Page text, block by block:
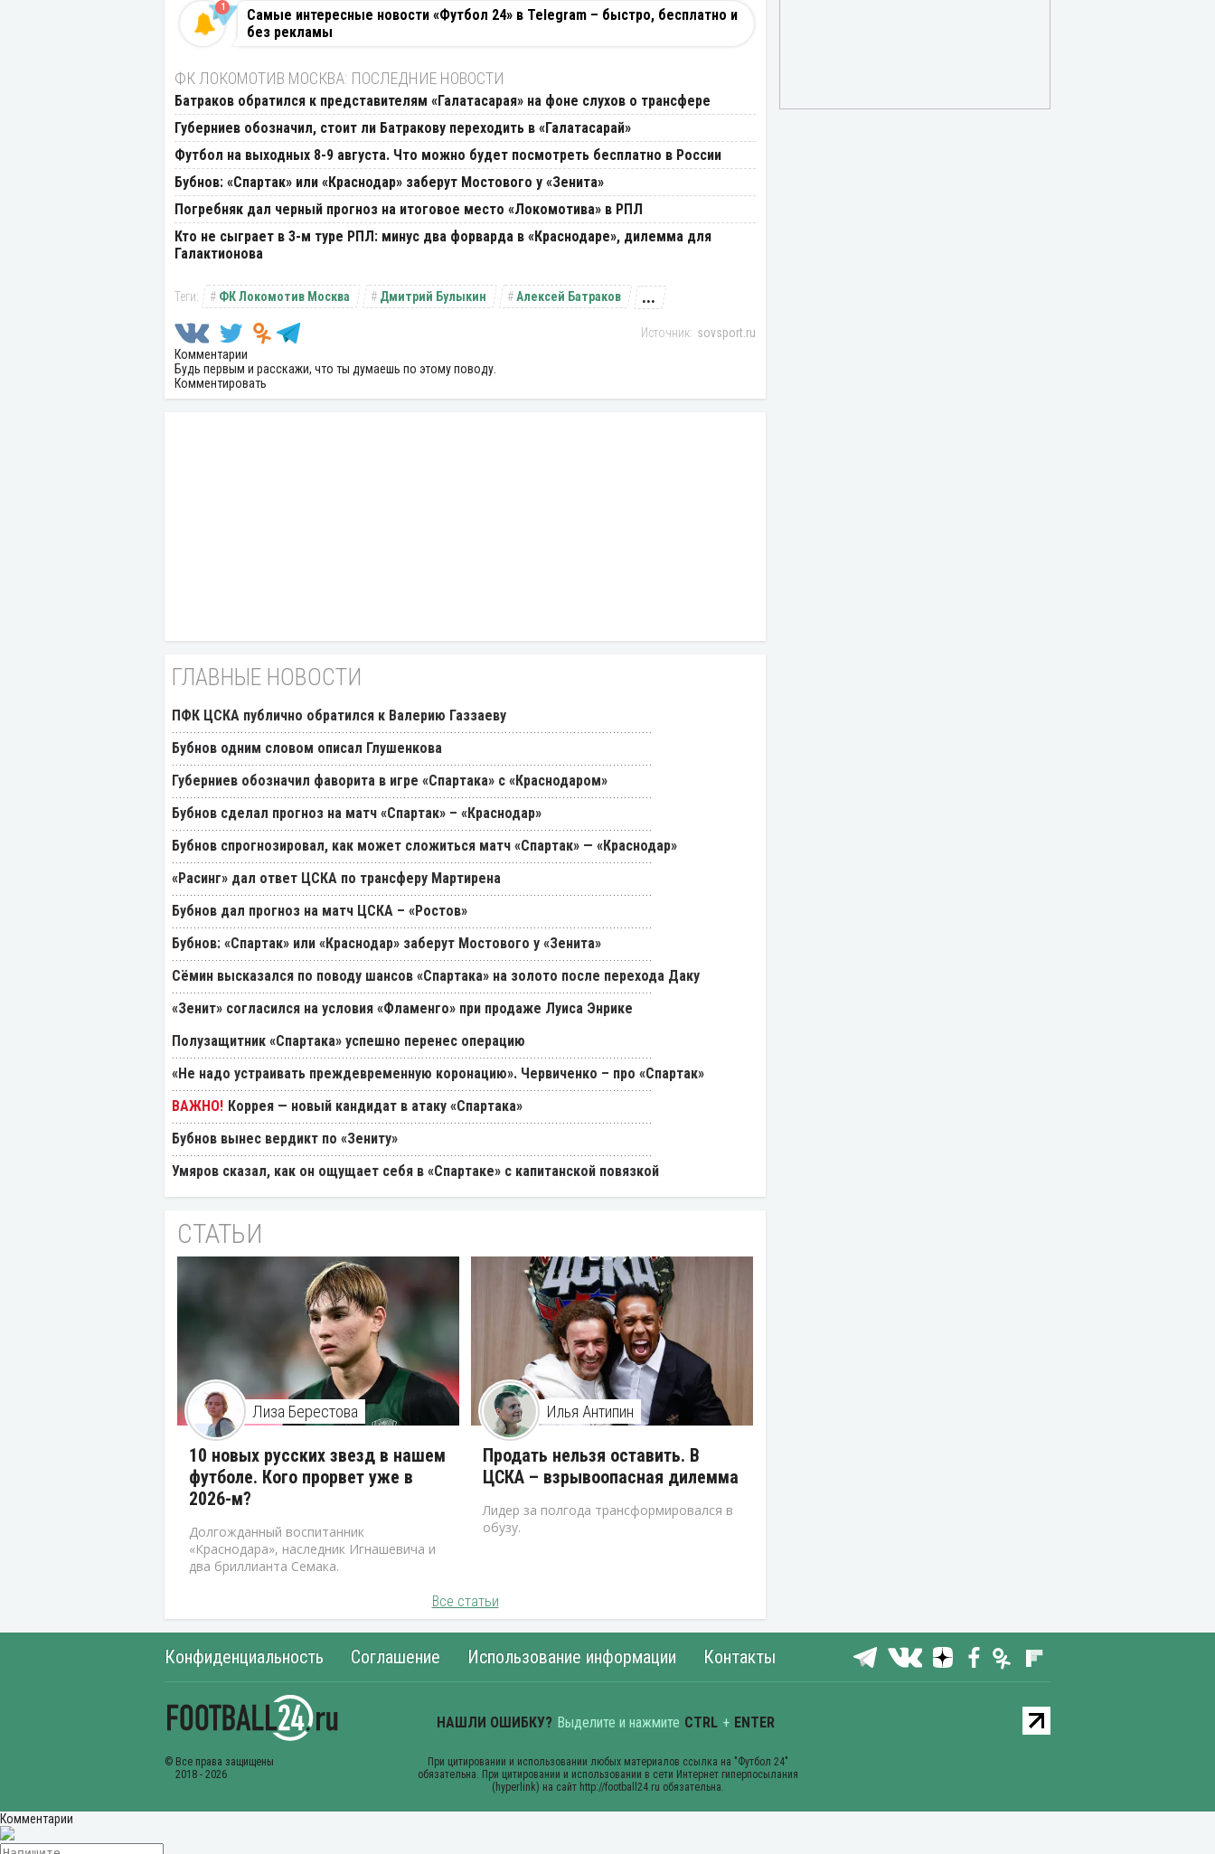
Самые интересные новости «Футбол 24» в Telegram – быстро, бесплатно и
без рекламы
1
ФК ЛОКОМОТИВ МОСКВА: ПОСЛЕДНИЕ НОВОСТИ
Батраков обратился к представителям «Галатасарая» на фоне слухов о трансфере
Губерниев обозначил, стоит ли Батракову переходить в «Галатасарай»
Футбол на выходных 8-9 августа. Что можно будет посмотреть бесплатно в России
Бубнов: «Спартак» или «Краснодар» заберут Мостового у «Зенита»
Погребняк дал черный прогноз на итоговое место «Локомотива» в РПЛ
Кто не сыграет в 3-м туре РПЛ: минус два форварда в «Краснодаре», дилемма для
Галактионова
ФК Локомотив Москва Дмитрий Булыкин Алексей Батраков ...
sovsport.ru
Комментарии
Будь первым и расскажи, что ты думаешь по этому поводу.
Комментировать
ГЛАВНЫЕ НОВОСТИ
ПФК ЦСКА публично обратился к Валерию Газзаеву
Бубнов одним словом описал Глушенкова
Губерниев обозначил фаворита в игре «Спартака» с «Краснодаром»
Бубнов сделал прогноз на матч «Спартак» – «Краснодар»
Бубнов спрогнозировал, как может сложиться матч «Спартак» — «Краснодар»
«Расинг» дал ответ ЦСКА по трансферу Мартирена
Бубнов дал прогноз на матч ЦСКА – «Ростов»
Бубнов: «Спартак» или «Краснодар» заберут Мостового у «Зенита»
Cёмин высказался по поводу шансов «Спартака» на золото после перехода Даку
«Зенит» согласился на условия «Фламенго» при продаже Луиса Энрике
Полузащитник «Спартака» успешно перенес операцию
«Не надо устраивать преждевременную коронацию». Червиченко – про «Спартак»
Коррея — новый кандидат в атаку «Спартака»
Бубнов вынес вердикт по «Зениту»
Умяров сказал, как он ощущает себя в «Спартаке» с капитанской повязкой
СТАТЬИ
Лиза Берестова
10 новых русских звезд в нашем
футболе. Кого прорвет уже в
2026-м?
Долгожданный воспитанник
«Краснодара», наследник Игнашевича и
два бриллианта Семака.
Илья Антипин
Продать нельзя оставить. В
ЦСКА – взрывоопасная дилемма
Лидер за полгода трансформировался в
обузу.
Все статьи
Конфиденциальность Соглашение Использование информации Контакты
Комментарии